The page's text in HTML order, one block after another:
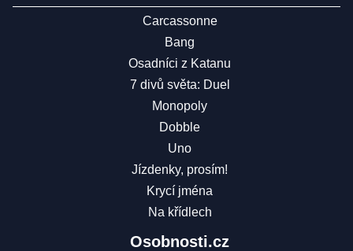
Carcassonne
Bang
Osadníci z Katanu
7 divů světa: Duel
Monopoly
Dobble
Uno
Jízdenky, prosím!
Krycí jména
Na křídlech
Osobnosti.cz